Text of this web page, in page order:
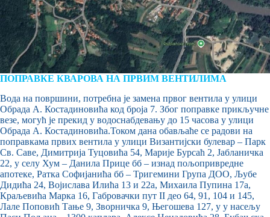
ПОПРАВКЕ КВАРОВА НА ПРВИМ ВЕНТИЛИМА
Вода на површини, потребна је замена првог вентила у улици
Обрада А. Костадиновића код броја 7. Због поправке прикључне
везе, могућ је прекид у водоснабдевању до 15 часова у улици
Обрада А. Костадиновића.Током дана обављаће се радови на
поправкама првих вентила у улици Византијски булевар – Парк
Св. Саве, Димитрија Туцовића 54, Марије Бурсаћ 2, Јабланичка
22, у селу Хум – Данила Прице бб – изнад пољопривредне
апотеке, Ратка Софијанића бб – Тригемини Група ДОО, Љубе
Дидића 24, Војислава Илића 13 и 22а, Михаила Пупина 17а,
Краљевића Марка 16, Габровачки пут II део 64, 91, 104 и 145,
Лале Поповић Тање 9, Зворничка 9, Његошева 127, у у насељу